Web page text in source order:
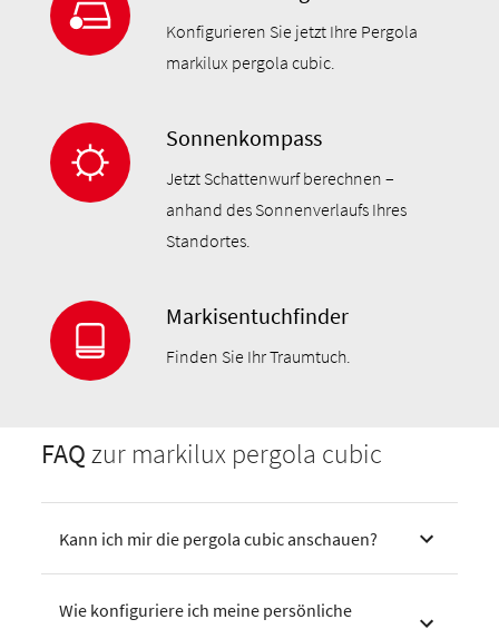
Konfigurieren Sie jetzt Ihre Pergola
markilux pergola cubic.
Sonnenkompass
Jetzt Schattenwurf berechnen –
anhand des Sonnenverlaufs Ihres
Standortes.
Markisentuchfinder
Finden Sie Ihr Traumtuch.
FAQzur markilux pergola cubic
Kann ich mir die pergola cubic anschauen?
Wie konfiguriere ich meine persönliche